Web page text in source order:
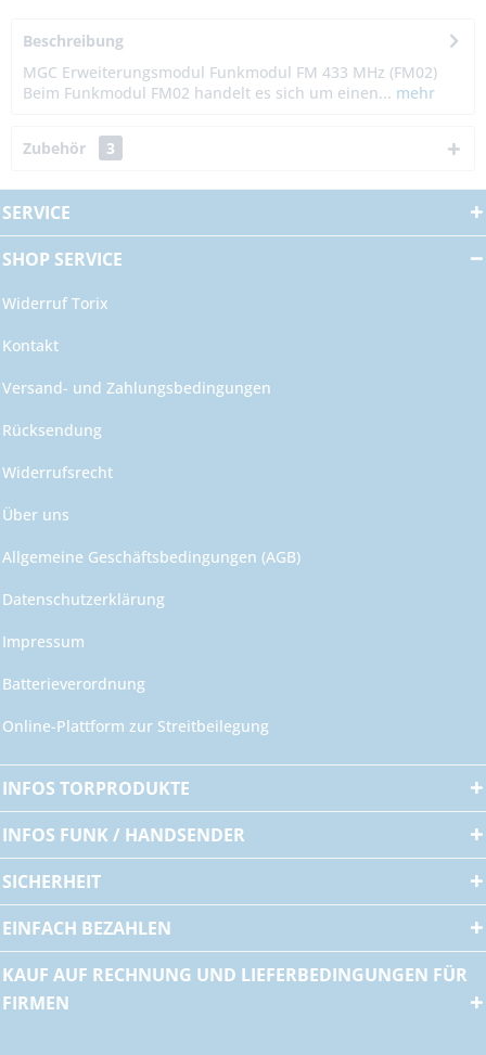
Beschreibung
MGC Erweiterungsmodul Funkmodul FM 433 MHz (FM02)
Beim Funkmodul FM02 handelt es sich um einen... mehr
Zubehör 3
SERVICE
SHOP SERVICE
Widerruf Torix
Kontakt
Versand- und Zahlungsbedingungen
Rücksendung
Widerrufsrecht
Über uns
Allgemeine Geschäftsbedingungen (AGB)
Datenschutzerklärung
Impressum
Batterieverordnung
Online-Plattform zur Streitbeilegung
INFOS TORPRODUKTE
INFOS FUNK / HANDSENDER
SICHERHEIT
EINFACH BEZAHLEN
KAUF AUF RECHNUNG UND LIEFERBEDINGUNGEN FÜR
FIRMEN